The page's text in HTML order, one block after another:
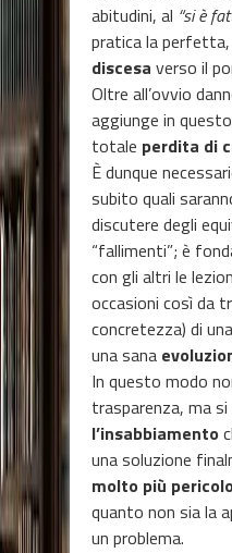
abitudini, al “si è
pratica la perfetta,
discesa verso il
Oltre all’ovvio
aggiunge in
totale perdita di
È dunque
subito quali
discutere degli
“fallimenti”; è
con gli altri le
occasioni così da
concretezza) di
una sana
In questo modo
trasparenza, ma
l’insabbiamento
una soluzione
molto più
quanto non sia la
un problema.